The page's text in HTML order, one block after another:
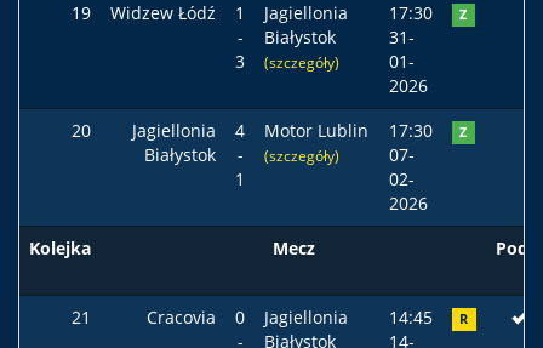
19 Widzew Łódź
1
-
3
Jagiellonia
Białystok
(szczegóły)
17:30
31-
01-
2026
Z
20
Jagiellonia
Białystok
4
-
1
Motor Lublin
(szczegóły)
17:30
07-
02-
2026
Z
Kolejka Mecz Podst
21 Cracovia
0
-
Jagiellonia
Białystok
14:45
14-
R